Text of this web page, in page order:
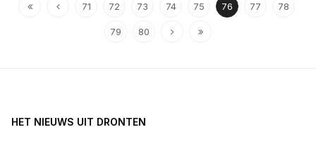
71 72 73 74 75 76 77 78
79 80
HET NIEUWS UIT DRONTEN